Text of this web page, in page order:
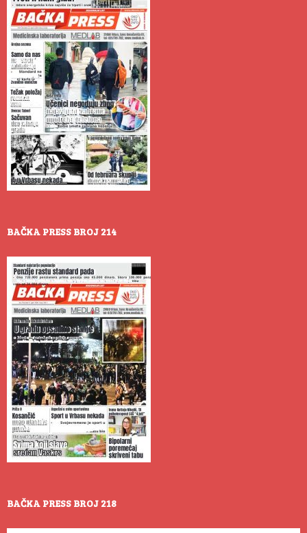
BAČKA PRESS BROJ 214
BAČKA PRESS BROJ 218